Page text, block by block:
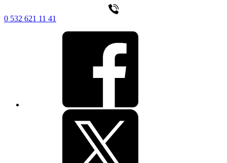
0 532 621 11 41